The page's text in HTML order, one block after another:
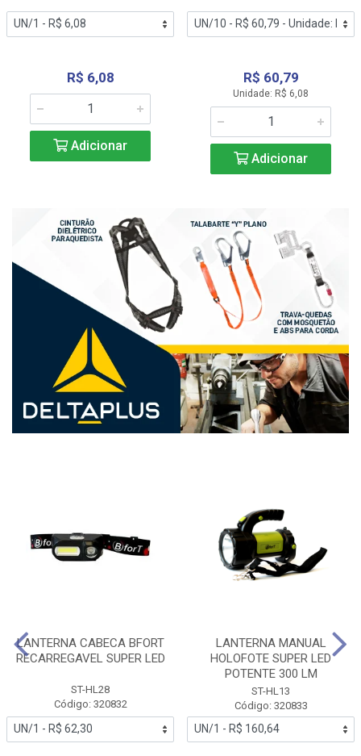
R$ 6,08
Adicionar
R$ 60,79
Unidade: R$ 6,08
Adicionar
LANTERNA CABECA BFORT
RECARREGAVEL SUPER LED
ST-HL28
Código: 320832
LANTERNA MANUAL
HOLOFOTE SUPER LED
POTENTE 300 LM
ST-HL13
Código: 320833